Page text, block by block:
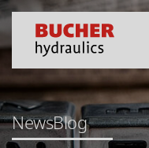
NewsBlog